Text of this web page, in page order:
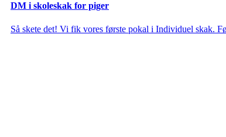
DM i skoleskak for piger
Så skete det! Vi fik vores første pokal i Individuel skak.